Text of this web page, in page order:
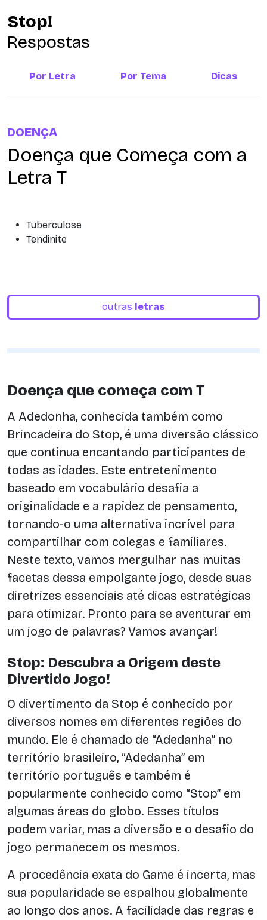
Stop!
Respostas
Por Letra Por Tema Dicas
DOENÇA
Doença que Começa com a
Letra T
Tuberculose
Tendinite
outras letras
Doença que começa com T
A Adedonha, conhecida também como
Brincadeira do Stop, é uma diversão clássico
que continua encantando participantes de
todas as idades. Este entretenimento
baseado em vocabulário desafia a
originalidade e a rapidez de pensamento,
tornando-o uma alternativa incrível para
compartilhar com colegas e familiares.
Neste texto, vamos mergulhar nas muitas
facetas dessa empolgante jogo, desde suas
diretrizes essenciais até dicas estratégicas
para otimizar. Pronto para se aventurar em
um jogo de palavras? Vamos avançar!
Stop: Descubra a Origem deste
Divertido Jogo!
O divertimento da Stop é conhecido por
diversos nomes em diferentes regiões do
mundo. Ele é chamado de “Adedanha” no
território brasileiro, “Adedanha” em
território português e também é
popularmente conhecido como “Stop” em
algumas áreas do globo. Esses títulos
podem variar, mas a diversão e o desafio do
jogo permanecem os mesmos.
A procedência exata do Game é incerta, mas
sua popularidade se espalhou globalmente
ao longo dos anos. A facilidade das regras e